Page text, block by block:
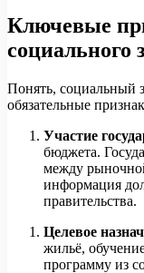
Ключевые
социального
Понять, социальный
обязательные
Участие
бюджета.
между
информация
правительства.
Целевое
жильё,
программу из